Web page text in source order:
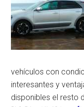
vehículos con
interesantes y
disponibles el resto